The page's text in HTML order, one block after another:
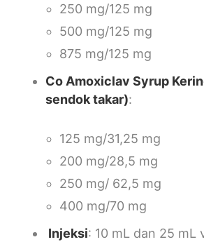
250 mg/125 mg
500 mg/125 mg
875 mg/125 mg
Co Amoxiclav Syrup
sendok takar):
125 mg/31,25 mg
200 mg/28,5 mg
250 mg/ 62,5 mg
400 mg/70 mg
Injeksi: 10 mL dan 25 mL